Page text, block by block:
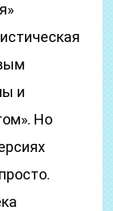
и
Но